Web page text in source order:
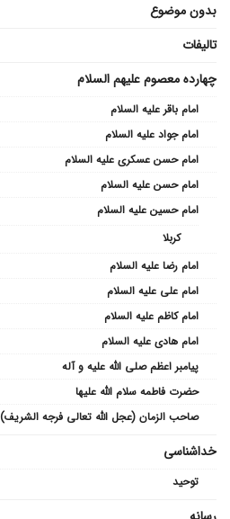
بدون موضوع
تالیفات
چهارده معصوم علیهم السلام
امام باقر علیه السلام
امام جواد علیه السلام
امام حسن عسکری علیه السلام
امام حسن علیه السلام
امام حسین علیه السلام
کربلا
امام رضا علیه السلام
امام علی علیه السلام
امام کاظم علیه السلام
امام هادی علیه السلام
پیامبر اعظم صلی الله علیه و آله
حضرت فاطمه سلام الله علیها
صاحب الزمان (عجل الله تعالی فرجه الشریف)
خداشناسی
توحید